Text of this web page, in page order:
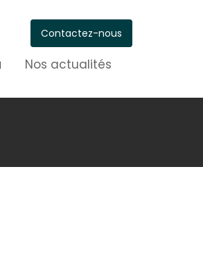
Contactez-nous
Nos actualités